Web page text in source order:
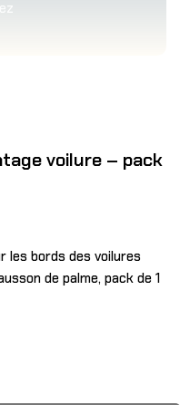
voilure – pack
les bords des voilures
de palme, pack de 1